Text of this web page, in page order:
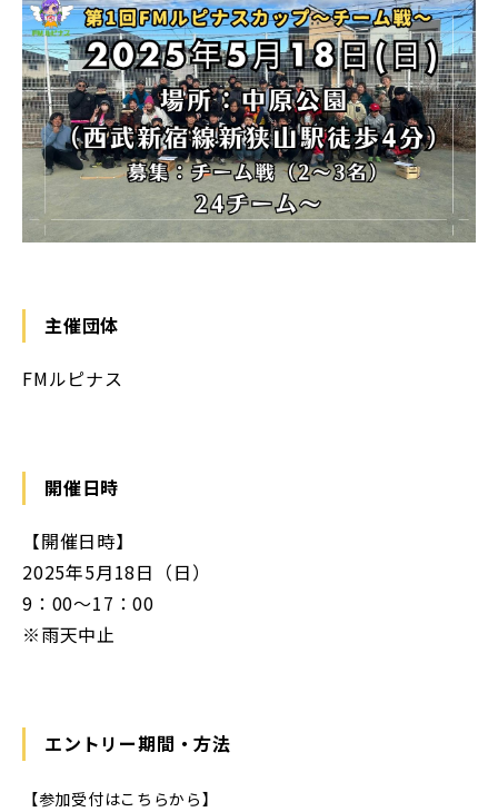
主催団体
FMルピナス
開催日時
【開催日時】
2025年5月18日（日）
9：00～17：00
※雨天中止
エントリー期間・方法
【参加受付はこちらから】